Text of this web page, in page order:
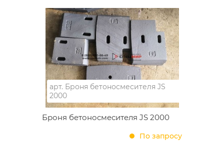
арт. Броня бетоносмесителя JS
2000
Броня бетоносмесителя JS 2000
По запросу